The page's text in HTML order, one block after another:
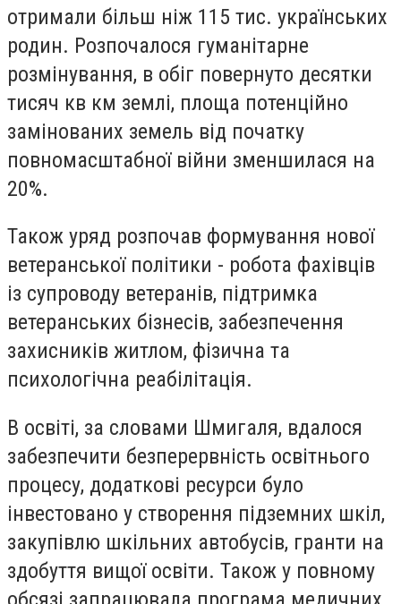
отримали більш ніж 115 тис. українських
родин. Розпочалося гуманітарне
розмінування, в обіг повернуто десятки
тисяч кв км землі, площа потенційно
замінованих земель від початку
повномасштабної війни зменшилася на
20%.
Також уряд розпочав формування нової
ветеранської політики - робота фахівців
із супроводу ветеранів, підтримка
ветеранських бізнесів, забезпечення
захисників житлом, фізична та
психологічна реабілітація.
В освіті, за словами Шмигаля, вдалося
забезпечити безперервність освітнього
процесу, додаткові ресурси було
інвестовано у створення підземних шкіл,
закупівлю шкільних автобусів, гранти на
здобуття вищої освіти. Також у повному